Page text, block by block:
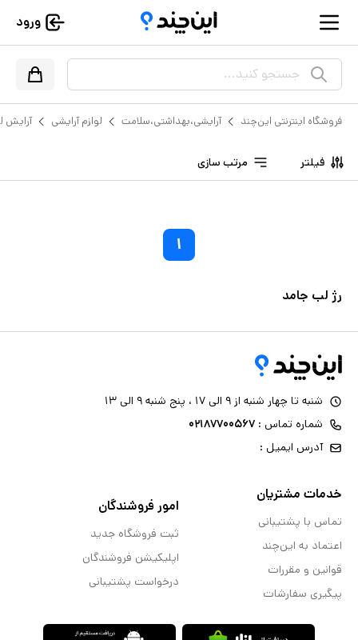
ورود
جستجو کنید...
فروشگاه اینترنتی این‌چند آرایشی،بهداشتی،سلامت لوازم آرایشی آرایش
فیلتر مرتب سازی
۱
رژ لب جامد
شنبه تا چهار شنبه از ۹ الی ۱۷ ، پنج شنبه ۹ الی ۱۳
شماره تماس : ۰۲۱۸۷۷۰۰۵۶۷
آدرس ایمیل :
خدمات مشتریان
تماس با پشتیبانی
اعتماد به این‌چند
قوانین و مقررات
پیگیری سفارشات
امور فروشندگان
ثبت فروشگاه جدید
اپلیکیشن فروشندگان
درخواست پشتیبانی